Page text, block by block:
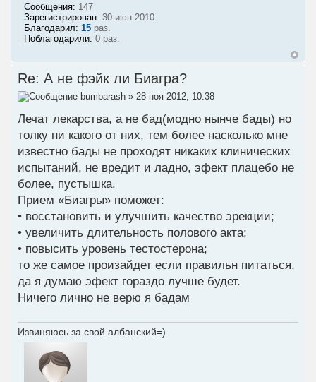
Сообщения: 147
Зарегистрирован: 30 июн 2010
Благодарил: 15 раз.
Поблагодарили: 0 раз.
Re: А не фэйк ли Биагра?
bumbarash » 28 ноя 2012, 10:38
Лечат лекарства, а не бад(модно нынче бады) но
толку ни какого от них, тем более насколько мне
известно бады не проходят никаких клинических
испытаний, не вредит и ладно, эфект плацебо не
более, пустышка.
Прием «Биагры» поможет:
• восстановить и улучшить качество эрекции;
• увеличить длительность полового акта;
• повысить уровень тестостерона;
то же самое произайдет если правильн питаться,
да я думаю эфект гораздо лучше будет.
Ничего лично не верю я бадам
Извиняюсь за свой албанский=)